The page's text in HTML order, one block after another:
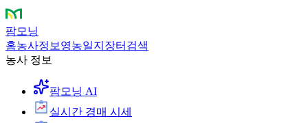
팜모닝
홈농사정보 영농일지 장터 검색
농사 정보
팜모닝 AI
실시간 경매 시세